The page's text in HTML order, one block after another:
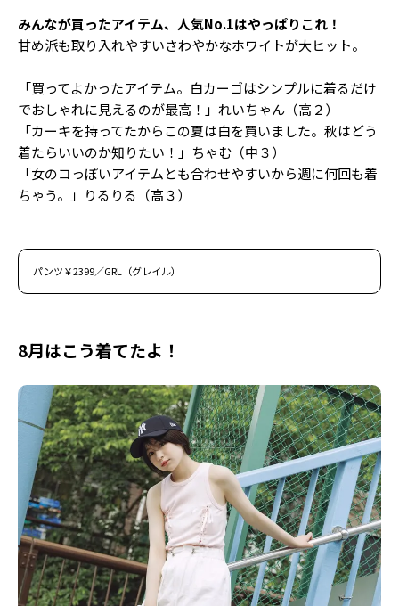
新規会員登録・ログイン
みんなが買ったアイテム、人気No.1はやっぱりこれ！
甘め派も取り入れやすいさわやかなホワイトが大ヒット。
「買ってよかったアイテム。白カーゴはシンプルに着るだけ
でおしゃれに見えるのが最高！」れいちゃん（高２）
「カーキを持ってたからこの夏は白を買いました。秋はどう
着たらいいのか知りたい！」ちゃむ（中３）
「女のコっぽいアイテムとも合わせやすいから週に何回も着
ちゃう。」りるりる（高３）
パンツ￥2399／GRL（グレイル）
8月はこう着てたよ！